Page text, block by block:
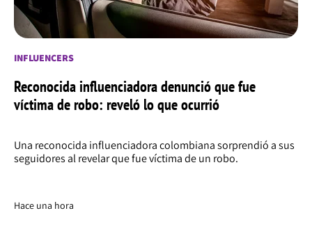
INFLUENCERS
Reconocida influenciadora denunció que fue
víctima de robo: reveló lo que ocurrió
Una reconocida influenciadora colombiana sorprendió a sus
seguidores al revelar que fue víctima de un robo.
Hace una hora